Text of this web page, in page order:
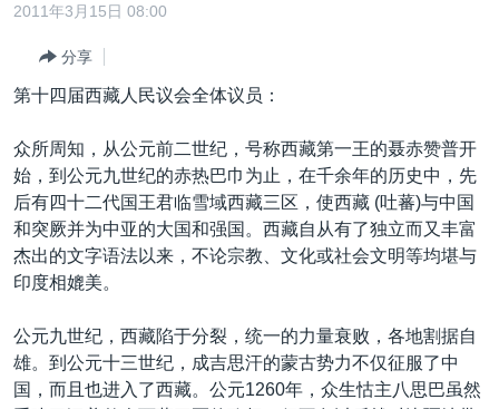
内
转
导
航
跳
转
到
检
国际
最新国际新闻
印太
中东
欧洲
非洲
全球议题
分类新闻
经济·金融·贸易
人权·法律·宗教
科教·文娱·体健
军事
环境
美中关系
热点专题
白宫要闻
国会报道
美国建国250周年
埃博拉疫情
VOA视频
VOA今日焦点
关注我们
2011年3月15日 08:00
分享
第十四届西藏人民议会全体议员：
众所周知，从公元前二世纪，号称西藏第一王的聂赤赞普开
始，到公元九世纪的赤热巴巾为止，在千余年的历史中，先
后有四十二代国王君临雪域西藏三区，使西藏 (吐蕃)与中国
和突厥并为中亚的大国和强国。西藏自从有了独立而又丰富
杰出的文字语法以来，不论宗教、文化或社会文明等均堪与
印度相媲美。
公元九世纪，西藏陷于分裂，统一的力量衰败，各地割据自
雄。到公元十三世纪，成吉思汗的蒙古势力不仅征服了中
国，而且也进入了西藏。公元1260年，众生怙主八思巴虽然